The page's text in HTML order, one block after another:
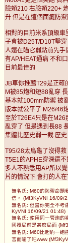
臉頰210 右臉頰220+
升 但是在這個面癱防
相對的目前米系頂級車
子會被D25T/D10T擊
人還在瞄它弱點前先手
有AP/HEAT通病 不和
目前最佳的
JB車你推薦T29是正確
M被85炮和短88亂穿
基本就100mm防禦 被
版本就公平了 M26/46
至於T26E4只是在
亂穿了 但是遇到長88
集體比歷史弱一截 歷
T95/28太烏龜了沒得
T5E1的APHE穿深還
多人不熟悉用AP所以
片的情況下 會打的人
無名氏: M60的防禦命題
信， (Mf3KyVNI 16/09/
無名氏: 但當你完全不考
KyVNI 16/09/21 01:48)
無名氏: 使用同一管炮的
國攪局前是甚麼局面
無名氏: M60比起豹一砲
言而喻了吧www